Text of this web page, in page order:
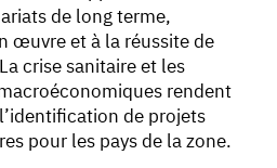
de long terme,
œuvre et à la réussite de
crise sanitaire et les
rendent
de projets
pour les pays de la zone.